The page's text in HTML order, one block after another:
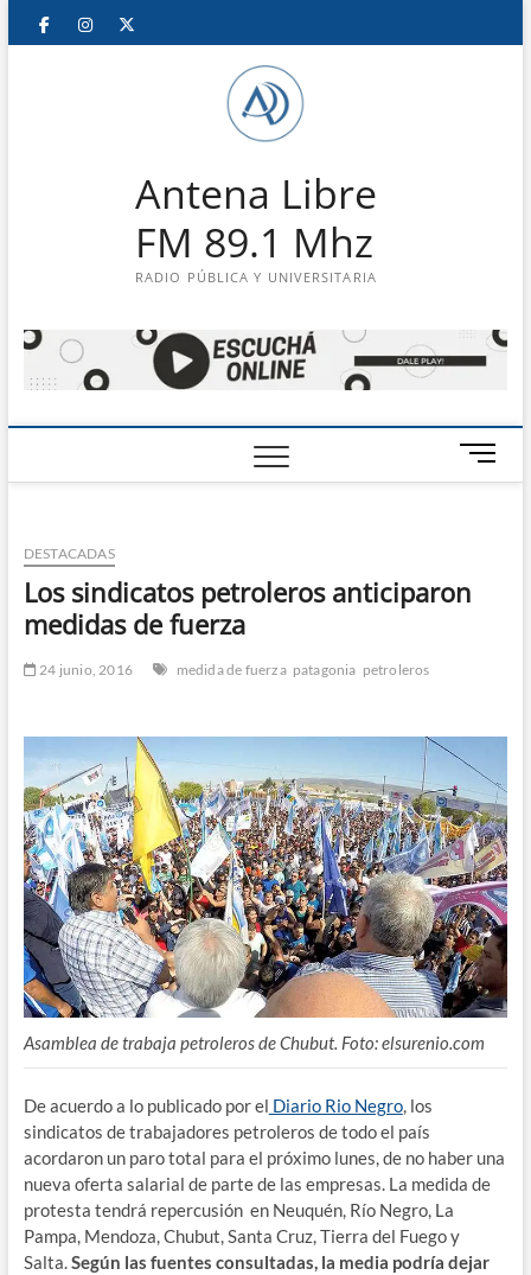
Saltar
FacebookInstagram
Antena Libre
FM 89.1 Mhz
RADIO PÚBLICA Y UNIVERSITARIA
B
o
e
DESTACADAS
Los sindicatos petroleros anticiparon
medidas de fuerza
24 junio, 2016 medida de fuerza patagonia petroleros
Asamblea de trabaja petroleros de Chubut. Foto: elsurenio.com
De acuerdo a lo publicado por el Diario Rio Negro, los
sindicatos de trabajadores petroleros de todo el país
acordaron un paro total para el próximo lunes, de no haber una
nueva oferta salarial de parte de las empresas. La medida de
protesta tendrá repercusión en Neuquén, Río Negro, La
Pampa, Mendoza, Chubut, Santa Cruz, Tierra del Fuego y
Salta.Según las fuentes consultadas, la media podría dejar